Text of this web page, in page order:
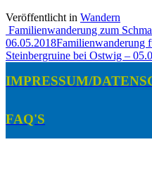
Veröffentlicht in Wandern
Beitragsnavigation
Familienwanderung zum
06.05.2018Familienwanderung
Steinbergruine bei Ostwig –
IMPRESSUM/
FAQ'S